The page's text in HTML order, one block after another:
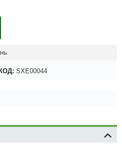
КОД: SXE00044